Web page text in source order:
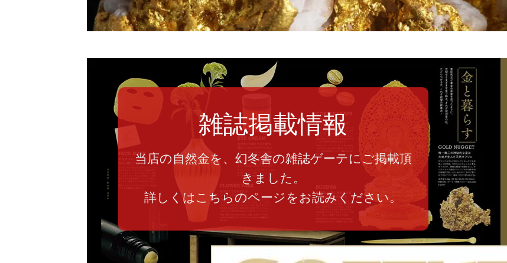
雑誌掲載情報
当店の自然金を、幻冬舎の雑誌ゲーテにご掲載頂
きました。
詳しくはこちらのページをお読みください。